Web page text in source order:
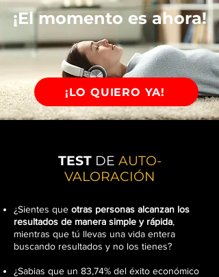
¡El momento es ahora!
¡LO QUIERO YA!
TESTDE AUTO-
VALORACIÓN
¿Sientes que otras personas alcanzan los
resultados de manera simple y rápida,
mientras que tú llevas una vida entera
buscando resultados y no los tienes?
¿Sabias que un 83,74% del éxito económico